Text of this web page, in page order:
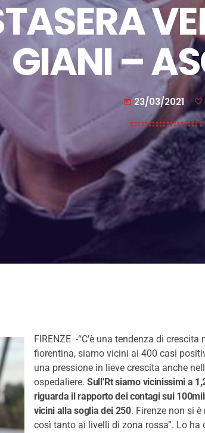
GIANI –
today 23/03/2021
FIRENZE -“C’è una tendenza di crescita
fiorentina, siamo vicini ai 400 casi
una pressione in lieve crescita anche
ospedaliere. Sull’Rt siamo vicinissimi a
riguarda il rapporto dei contagi sui
vicini alla soglia dei 250. Firenze non si
così tanto ai livelli di zona rossa”. Lo ha